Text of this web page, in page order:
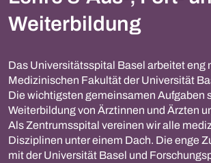
Weiterbildung
Das Universitätsspital Basel arbeitet eng
Medizinischen Fakultät der Universität
Die wichtigsten gemeinsamen Aufgaben
Weiterbildung von Ärztinnen und Ärzten
Als Zentrumsspital vereinen wir alle
Disziplinen unter einem Dach. Die enge
mit der Universität Basel und